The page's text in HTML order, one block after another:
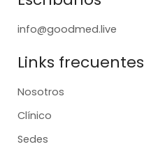
info@goodmed.live
Links frecuentes
Nosotros
Clínico
Sedes